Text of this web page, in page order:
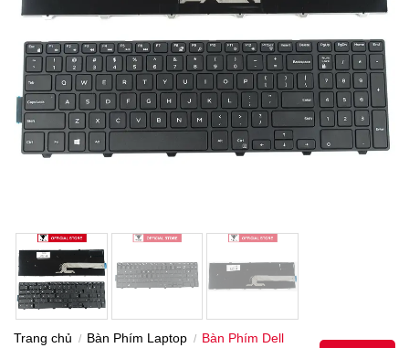
Trang chủ / Bàn Phím Laptop / Bàn Phím Dell